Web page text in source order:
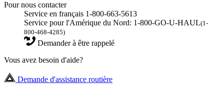
Pour nous contacter
Service en français 1-800-663-5613
Service pour l'Amérique du Nord: 1-800-GO-U-HAUL(1-
800-468-4285)
Demander à être rappelé
Vous avez besoin d'aide?
Demande d'assistance routière